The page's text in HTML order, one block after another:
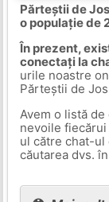
Părteștii de
o populație de
În prezent,
conectați la
urile noastre
Părteștii de
Avem o listă
nevoile
ul către chat-ul
căutarea dvs.